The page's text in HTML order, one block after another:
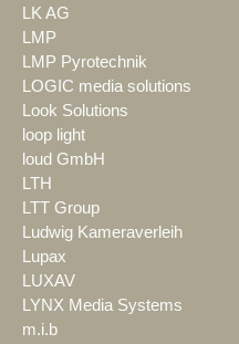
LK AG
LMP
LMP Pyrotechnik
LOGIC media solutions
Look Solutions
loop light
loud GmbH
LTH
LTT Group
Ludwig Kameraverleih
Lupax
LUXAV
LYNX Media Systems
m.i.b